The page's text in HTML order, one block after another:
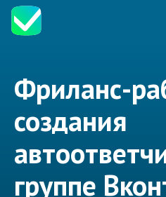
Фриланс-
создания
группе